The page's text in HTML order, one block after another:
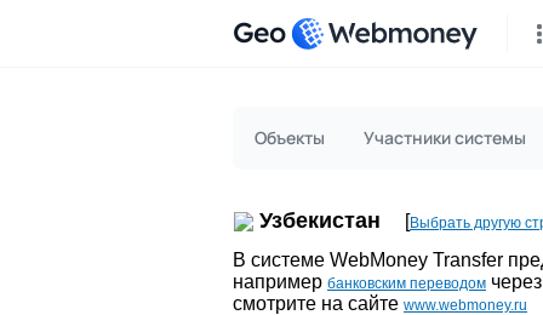
Geo
Объекты Участники системы
Узбекистан [Выбрать другую
В системе WebMoney Transfer
например банковским переводом
смотрите на сайте www.webmoney.ru